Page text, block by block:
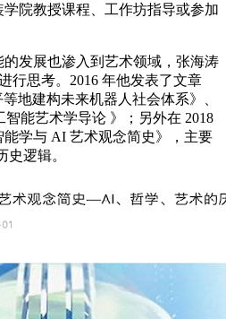
院教授课程、工作坊指导或参加
发展也渗入到艺术领域，张海涛
行思考。2016 年他发表了文章
等地建构未来机器人社会体系》、
智能艺术学导论 》；另外在 2018
学与 AI 艺术观念简史》，主要
逻辑。